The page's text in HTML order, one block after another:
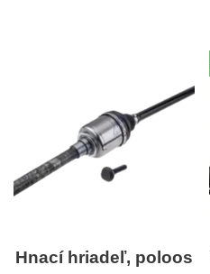
Hnací hriadeľ, poloos